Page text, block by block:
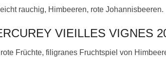
rauchig, Himbeeren, rote Johannisbeeren.
VIEILLES VIGNES
Früchte, filigranes Fruchtspiel von